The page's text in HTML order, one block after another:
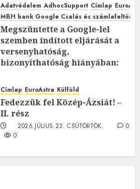
Adatvédelem AdhocSupport Címlap
MBH bank Google Csalás és
Megszüntette a Google-lel
szemben indított eljárását a
versenyhatóság,
bizonyíthatóság hiányában:
2026.JÚLIUS.23. CSÜTÖRTÖK.
0
Címlap EuroAstra Külföld
Fedezzük fel Közép-Ázsiát! –
II. rész
2026.JÚLIUS.23. CSÜTÖRTÖK.
0
0